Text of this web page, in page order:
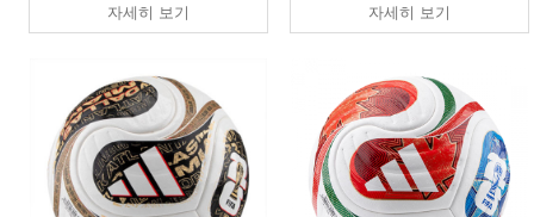
자세히 보기 자세히 보기